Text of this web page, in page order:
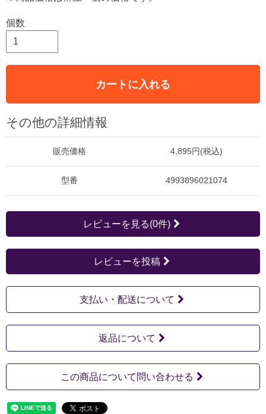
個数
カートに入れる
その他の詳細情報
販売価格 4,895円(税込)
型番 4993896021074
レビューを見る(0件)
レビューを投稿
支払い・配送について
返品について
この商品について問い合わせる